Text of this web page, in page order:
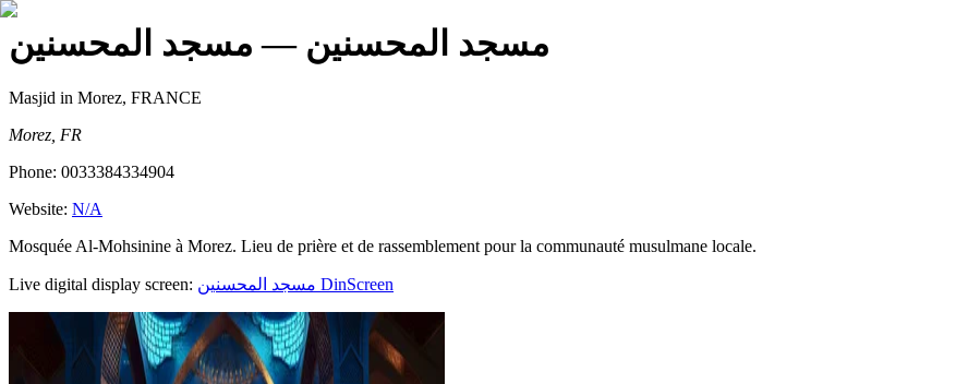
مسجد المحسنين — مسجد المحسنين
Masjid in Morez, FRANCE
Morez, FR
Phone: 0033384334904
Website: N/A
Mosquée Al-Mohsinine à Morez. Lieu de prière et de rassemblement pour la communauté musulmane locale.
Live digital display screen: مسجد المحسنين DinScreen